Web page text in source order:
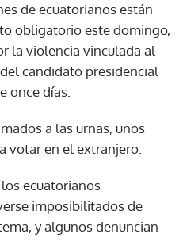
de ecuatorianos están
obligatorio este domingo,
la violencia vinculada al
candidato presidencial
once días.
a las urnas, unos
votar en el extranjero.
ecuatorianos
imposibilitados de
y algunos denuncian